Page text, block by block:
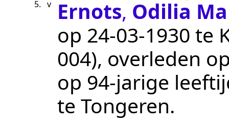
5. v Ernots, Odilia
op 24‑03‑1930 te
004), overleden
op 94-jarige
te Tongeren.